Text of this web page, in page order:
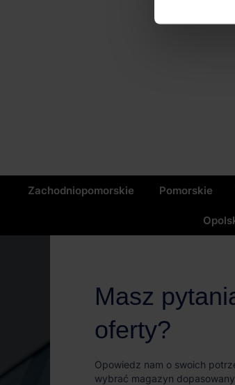
Zachodniopomorskie Pomorskie
Masz
oferty?
Opowiedz nam o swoich
wybrać magazyn